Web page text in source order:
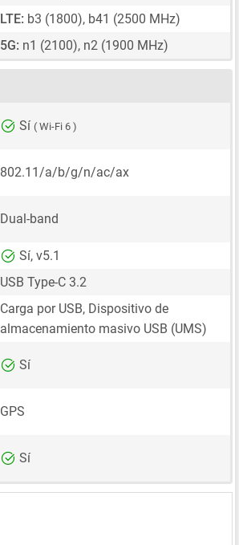
LTE: b3 (1800), b41 (2500 MHz)
5G: n1 (2100), n2 (1900 MHz)
Sí ( Wi-Fi 6 )
802.11/a/b/g/n/ac/ax
Dual-band
Sí, v5.1
USB Type-C 3.2
Carga por USB, Dispositivo de
almacenamiento masivo USB (UMS)
Sí
GPS
Sí